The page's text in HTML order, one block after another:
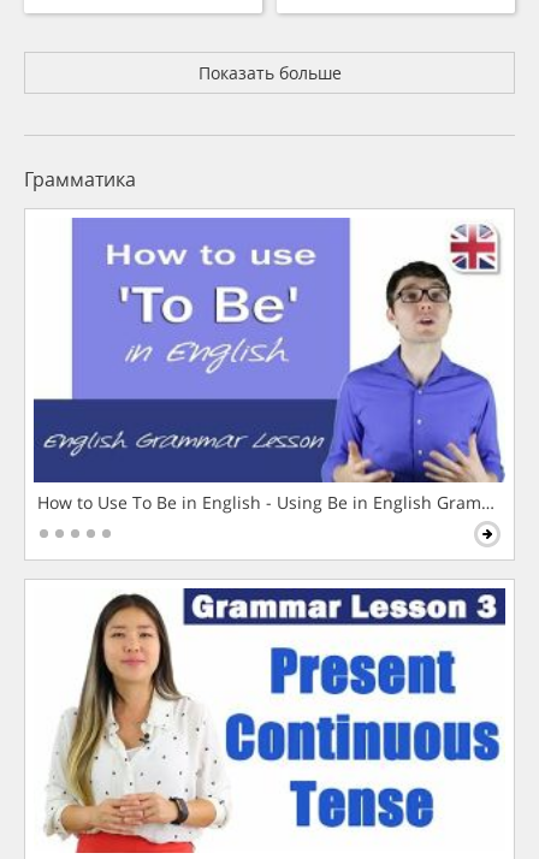
Показать больше
Грамматика
How to Use To Be in English - Using Be in English Grammar